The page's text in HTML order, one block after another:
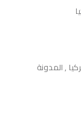
,المدونة